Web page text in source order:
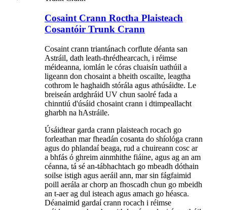
Cosaint Crann Roctha Plaisteach
Cosantóir Trunk Crann
Cosaint crann triantánach corflute déanta san
Astráil, dath leath-thrédhearcach, i réimse
méideanna, iomlán le córas cluaisín uathúil a
ligeann don chosaint a bheith oscailte, leagtha
cothrom le haghaidh stórála agus athúsáidte. Le
breiseán ardghráid UV chun saolré fada a
chinntiú d'úsáid chosaint crann i dtimpeallacht
gharbh na hAstráile.
Úsáidtear garda crann plaisteach rocach go
forleathan mar fheadán cosanta do shíológa crann
agus do phlandaí beaga, rud a chuireann cosc ​​ar
a bhfás ó ghreim ainmhithe fiáine, agus ag an am
céanna, tá sé an-tábhachtach go mbeadh dóthain
soilse istigh agus aeráil ann, mar sin fágfaimid
poill aerála ar chorp an fhoscadh chun go mbeidh
an t-aer ag dul isteach agus amach go héasca.
Déanaimid gardaí crann rocach i réimse